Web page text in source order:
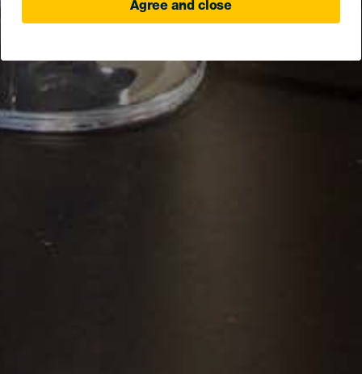
Agree and close